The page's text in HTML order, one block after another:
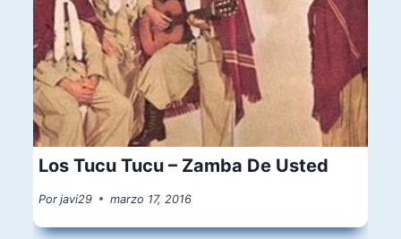
Los Tucu Tucu – Zamba De Usted
Por javi29 marzo 17, 2016